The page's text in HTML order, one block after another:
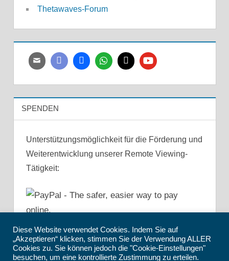
Thetawaves-Forum
SPENDEN
Unterstützungsmöglichkeit für die Förderung und
Weiterentwicklung unserer Remote Viewing-
Tätigkeit:
Diese Website verwendet Cookies. Indem Sie auf
„Akzeptieren“ klicken, stimmen Sie der Verwendung ALLER
Cookies zu. Sie können jedoch die "Cookie-Einstellungen"
besuchen, um eine kontrollierte Zustimmung zu erteilen.